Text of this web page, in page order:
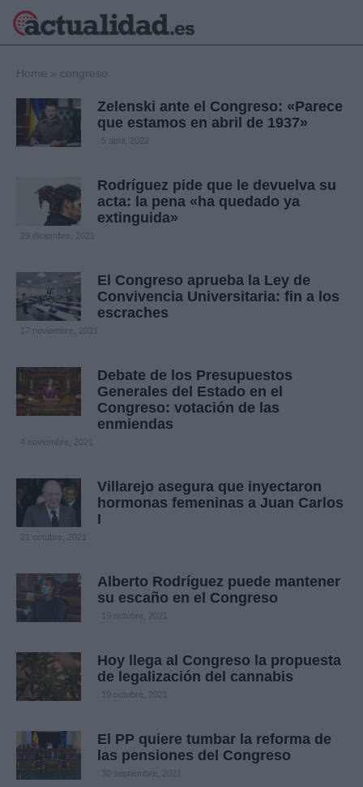
Política
Crónica
Economía
Viajes
Deportes
Gente
Home » congreso
Zelenski ante el Congreso: «Parece
que estamos en abril de 1937»
5 abril, 2022
Rodríguez pide que le devuelva su
acta: la pena «ha quedado ya
extinguida»
29 diciembre, 2021
El Congreso aprueba la Ley de
Convivencia Universitaria: fin a los
escraches
17 noviembre, 2021
Debate de los Presupuestos
Generales del Estado en el
Congreso: votación de las
enmiendas
4 noviembre, 2021
Villarejo asegura que inyectaron
hormonas femeninas a Juan Carlos
I
21 octubre, 2021
Alberto Rodríguez puede mantener
su escaño en el Congreso
19 octubre, 2021
Hoy llega al Congreso la propuesta
de legalización del cannabis
19 octubre, 2021
El PP quiere tumbar la reforma de
las pensiones del Congreso
30 septiembre, 2021